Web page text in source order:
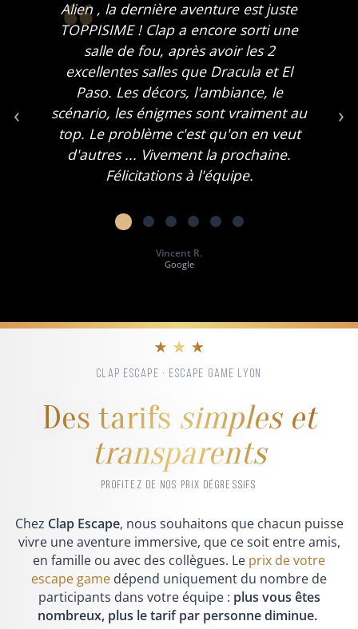
‹
Alien , la dernière aventure est juste
TOPPISIME ! Clap a encore sorti une
salle de fou, après avoir les 2
excellentes salles que Dracula et El
Paso. Les décors, l'ambiance, le
scénario, les énigmes sont vraiment au
top. Le problème c'est qu'on en veut
d'autres ... Vivement la prochaine.
Félicitations à l'équipe.
Vincent R.
Google
›
★ ★ ★
CLAP ESCAPE · ESCAPE GAME LYON
Des tarifs simples et
transparents
PROFITEZ DE NOS PRIX DÉGRESSIFS
Chez Clap Escape, nous souhaitons que chacun puisse
vivre une aventure immersive, que ce soit entre amis,
en famille ou avec des collègues. Le prix de votre
escape game dépend uniquement du nombre de
participants dans votre équipe : plus vous êtes
nombreux, plus le tarif par personne diminue.